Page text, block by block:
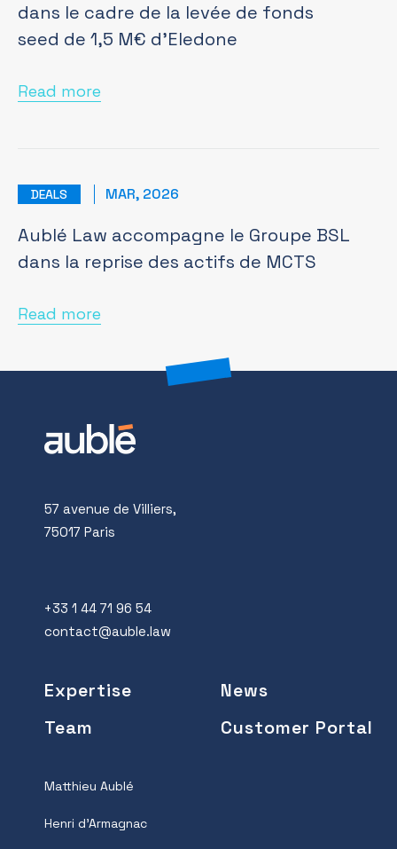
dans le cadre de la levée de fonds
seed de 1,5 M€ d’Eledone
Read more
DEALS MAR, 2026
Aublé Law accompagne le Groupe BSL
dans la reprise des actifs de MCTS
Read more
57 avenue de Villiers,
75017 Paris
+33 1 44 71 96 54
contact@auble.law
Expertise
News
Team
Customer Portal
Matthieu Aublé
Henri d’Armagnac